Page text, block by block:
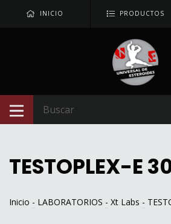
INICIO PRODUCTOS
TESTOPLEX-E
Inicio - LABORATORIOS - Xt Labs -